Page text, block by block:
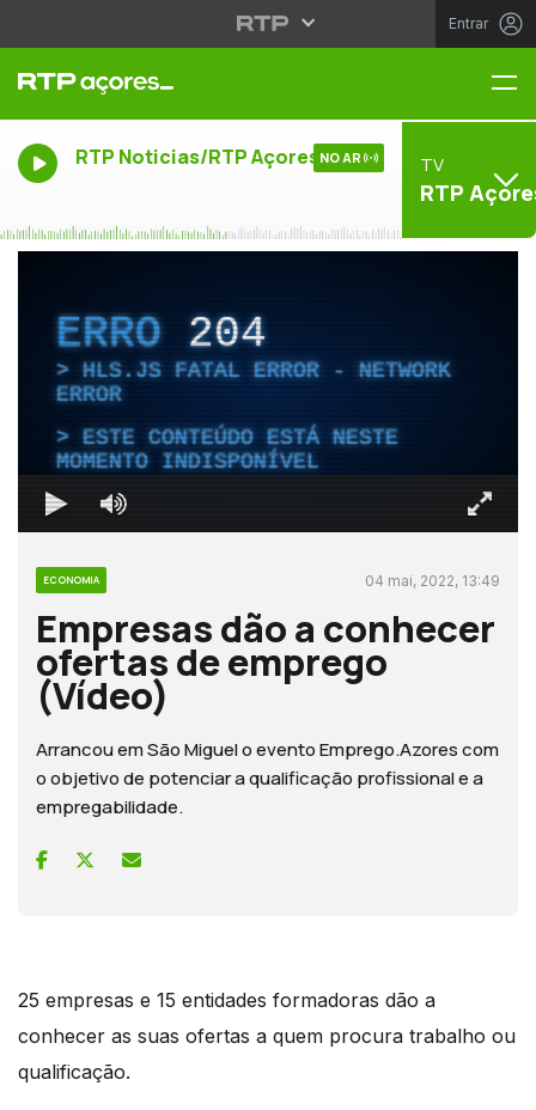
Entrar
RTP Noticias/RTP Açores NO AR TV
RTP
ERRO204
HLS.JS FATAL ERROR - NETWORK
ERROR
ESTE CONTEÚDO ESTÁ NESTE
MOMENTO INDISPONÍVEL
ECONOMIA 04 mai, 2022, 13:49
Empresas dão a conhecer
ofertas de emprego
(Vídeo)
Arrancou em São Miguel o evento Emprego.Azores com
o objetivo de potenciar a qualificação profissional e a
empregabilidade.
25 empresas e 15 entidades formadoras dão a
conhecer as suas ofertas a quem procura trabalho ou
qualificação.